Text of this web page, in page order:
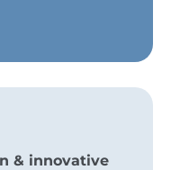
& innovative